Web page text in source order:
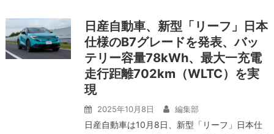
日産自動車、新型「リーフ」日本
仕様のB7グレードを発表、バッ
テリー容量78kWh、最大一充電
走行距離702km（WLTC）を実
現
2025年10月8日 編集部
日産自動車は10月8日、新型「リーフ」日本仕